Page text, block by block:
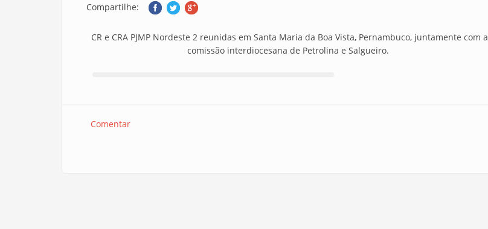
Compartilhe:
CR e CRA PJMP Nordeste 2 reunidas em Santa Maria da Boa Vista, Pernambuco, juntamente com a
comissão interdiocesana de Petrolina e Salgueiro.
Comentar